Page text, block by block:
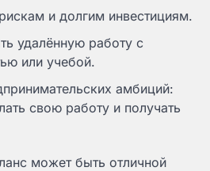
и долгим инвестициям.
удалённую работу с
или учебой.
амбиций:
свою работу и получать
может быть отличной